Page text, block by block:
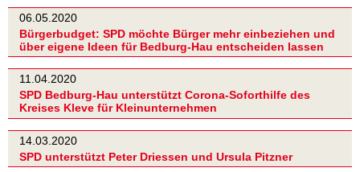
06.05.2020
Bürgerbudget: SPD möchte Bürger mehr einbeziehen und
über eigene Ideen für Bedburg-Hau entscheiden lassen
11.04.2020
SPD Bedburg-Hau unterstützt Corona-Soforthilfe des
Kreises Kleve für Kleinunternehmen
14.03.2020
SPD unterstützt Peter Driessen und Ursula Pitzner